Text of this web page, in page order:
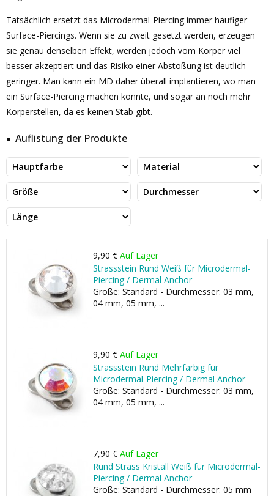
Tatsächlich ersetzt das Microdermal-Piercing immer häufiger
Surface-Piercings. Wenn sie zu zweit gesetzt werden, erzeugen
sie genau denselben Effekt, werden jedoch vom Körper viel
besser akzeptiert und das Risiko einer Abstoßung ist deutlich
geringer. Man kann ein MD daher überall implantieren, wo man
ein Surface-Piercing machen konnte, und sogar an noch mehr
Körperstellen, da es keinen Stab gibt.
Auflistung der Produkte
9,90 € Auf Lager
Strassstein Rund Weiß für Microdermal-
Piercing / Dermal Anchor
Größe: Standard - Durchmesser: 03 mm,
04 mm, 05 mm, ...
9,90 € Auf Lager
Strassstein Rund Mehrfarbig für
Microdermal-Piercing / Dermal Anchor
Größe: Standard - Durchmesser: 03 mm,
04 mm, 05 mm, ...
7,90 € Auf Lager
Rund Strass Kristall Weiß für Microdermal-
Piercing / Dermal Anchor
Größe: Standard - Durchmesser: 05 mm